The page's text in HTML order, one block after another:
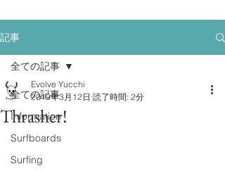
記事
全ての記事
Information
Surfboards
Surfing
全ての記事
Thrasher!
Evolve Yucchi
2019年3月12日 読了時間: 2分